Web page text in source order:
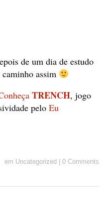
de um dia de estudo
assim
TRENCH, jogo
pelo Eu
em Uncategorized 0 Comments